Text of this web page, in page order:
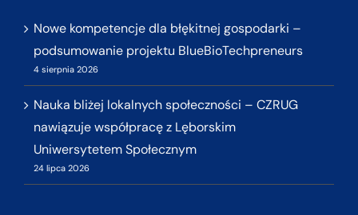
Nowe kompetencje dla błękitnej gospodarki –
podsumowanie projektu BlueBioTechpreneurs
4 sierpnia 2026
Nauka bliżej lokalnych społeczności – CZRUG
nawiązuje współpracę z Lęborskim
Uniwersytetem Społecznym
24 lipca 2026